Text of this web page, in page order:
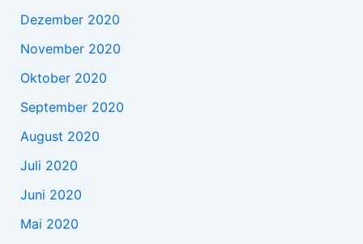
Dezember 2020
November 2020
Oktober 2020
September 2020
August 2020
Juli 2020
Juni 2020
Mai 2020